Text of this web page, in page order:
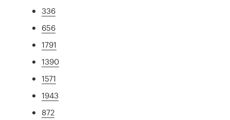
336
656
1791
1390
1571
1943
872